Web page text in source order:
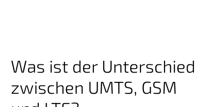
Was ist der Unterschied
zwischen UMTS, GSM